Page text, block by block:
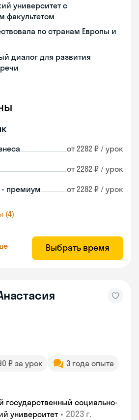
университет с
факультетом
по странам Европы и
диалог для развития
от 2282 ₽ / урок
от 2282 ₽ / урок
премиум от 2282 ₽ / урок
(4)
Выбрать время
₽ за урок
3 года опыта
государственный социально-
университет • 2023 г.